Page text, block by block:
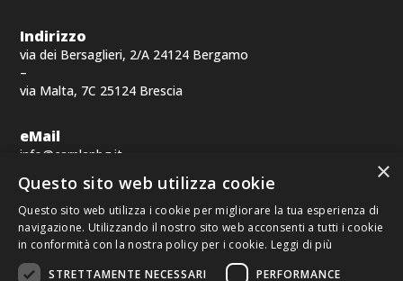
Indirizzo
via dei Bersaglieri, 2/A 24124 Bergamo
–
via Malta, 7C 25124 Brescia
eMail
info@carplanbg.it
Per richieste commerciali
+39 030 223909
Per contatti operativi
×
Questo sito web utilizza cookie
Questo sito web utilizza i cookie per migliorare la tua esperienza di
navigazione. Utilizzando il nostro sito web acconsenti a tutti i cookie
in conformità con la nostra policy per i cookie. Leggi di più
STRETTAMENTE NECESSARI
PERFORMANCE